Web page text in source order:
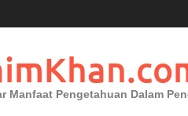
Manfaat Pengetahuan Dalam